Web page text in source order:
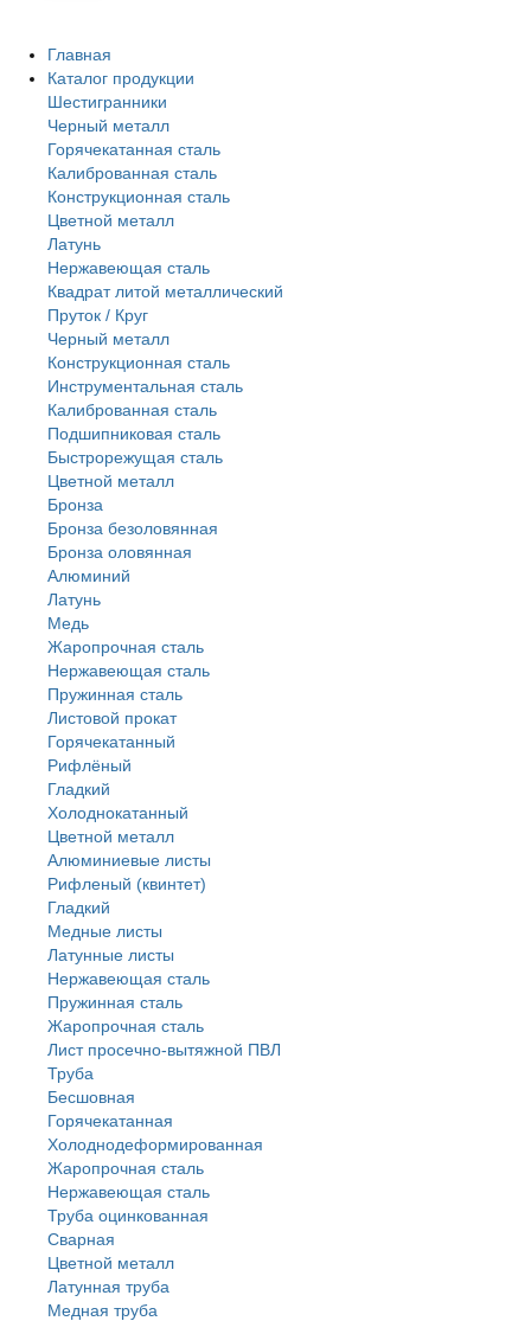
Главная
Каталог продукции
Шестигранники
Черный металл
Горячекатанная сталь
Калиброванная сталь
Конструкционная сталь
Цветной металл
Латунь
Нержавеющая сталь
Квадрат литой металлический
Пруток / Круг
Черный металл
Конструкционная сталь
Инструментальная сталь
Калиброванная сталь
Подшипниковая сталь
Быстрорежущая сталь
Цветной металл
Бронза
Бронза безоловянная
Бронза оловянная
Алюминий
Латунь
Медь
Жаропрочная сталь
Нержавеющая сталь
Пружинная сталь
Листовой прокат
Горячекатанный
Рифлёный
Гладкий
Холоднокатанный
Цветной металл
Алюминиевые листы
Рифленый (квинтет)
Гладкий
Медные листы
Латунные листы
Нержавеющая сталь
Пружинная сталь
Жаропрочная сталь
Лист просечно-вытяжной ПВЛ
Труба
Бесшовная
Горячекатанная
Холоднодеформированная
Жаропрочная сталь
Нержавеющая сталь
Труба оцинкованная
Сварная
Цветной металл
Латунная труба
Медная труба